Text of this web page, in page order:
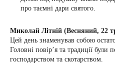
про таємні дари святого.
Миколай Літній (Весняний, 22
Цей день знаменував собою
Головні повір’я та традиції були
господарством та скотарством.